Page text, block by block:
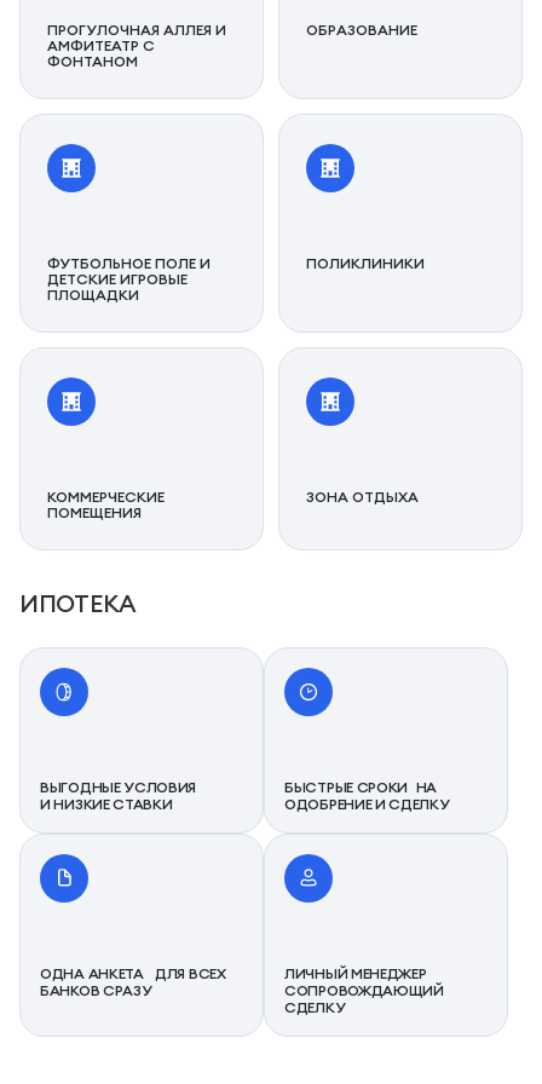
ПРОГУЛОЧНАЯ АЛЛЕЯ И
АМФИТЕАТР С
ФОНТАНОМ
ОБРАЗОВАНИЕ
ФУТБОЛЬНОЕ ПОЛЕ И
ДЕТСКИЕ ИГРОВЫЕ
ПЛОЩАДКИ
ПОЛИКЛИНИКИ
КОММЕРЧЕСКИЕ
ПОМЕЩЕНИЯ
ЗОНА ОТДЫХА
ИПОТЕКА
ВЫГОДНЫЕ УСЛОВИЯ
И НИЗКИЕ СТАВКИ
БЫСТРЫЕ СРОКИ НА
ОДОБРЕНИЕ И СДЕЛКУ
ОДНА АНКЕТА ДЛЯ ВСЕХ
БАНКОВ СРАЗУ
ЛИЧНЫЙ МЕНЕДЖЕР
СОПРОВОЖДАЮЩИЙ
СДЕЛКУ